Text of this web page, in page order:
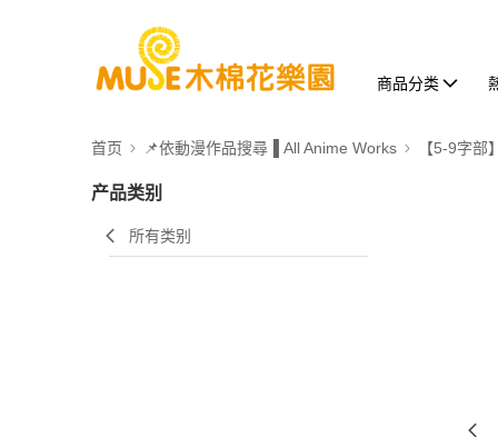
商品分类
首页 📌依動漫作品搜尋▐ All Anime Works 【5-9字部
产品类别
所有类别